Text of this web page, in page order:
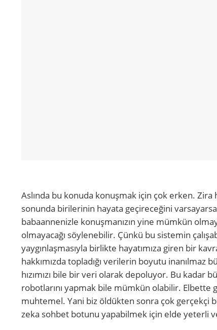
Aslında bu konuda konuşmak için çok erken.
sonunda birilerinin hayata geçireceğini
babaannenizle konuşmanızın yine mümkün
olmayacağı söylenebilir. Çünkü bu sistemin
yaygınlaşmasıyla birlikte hayatımıza giren bir
hakkımızda topladığı verilerin boyutu inanılmaz
hızımızı bile bir veri olarak depoluyor. Bu
robotlarını yapmak bile mümkün olabilir.
muhtemel. Yani biz öldükten sonra çok gerçekçi
zeka sohbet botunu yapabilmek için elde yeterli